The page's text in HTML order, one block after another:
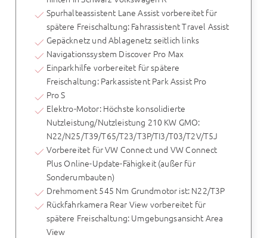
Spurhalteassistent Lane Assist vorbereitet für
spätere Freischaltung: Fahrassistent Travel Assist
Gepäcknetz und Ablagenetz seitlich links
Navigationssystem Discover Pro Max
Einparkhilfe vorbereitet für spätere
Freischaltung: Parkassistent Park Assist Pro
Pro S
Elektro-Motor: Höchste konsolidierte
Nutzleistung/Nutzleistung 210 KW GMO:
N22/N25/T39/T65/T23/T3P/TI3/T03/T2V/T5J
Vorbereitet für VW Connect und VW Connect
Plus Online-Update-Fähigkeit (außer für
Sonderumbauten)
Drehmoment 545 Nm Grundmotor ist: N22/T3P
Rückfahrkamera Rear View vorbereitet für
spätere Freischaltung: Umgebungsansicht Area
View